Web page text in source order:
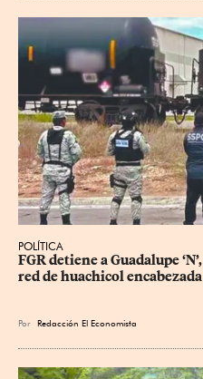
POLÍTICA
FGR detiene a Guadalupe
red de huachicol
Por Redacción El Economista